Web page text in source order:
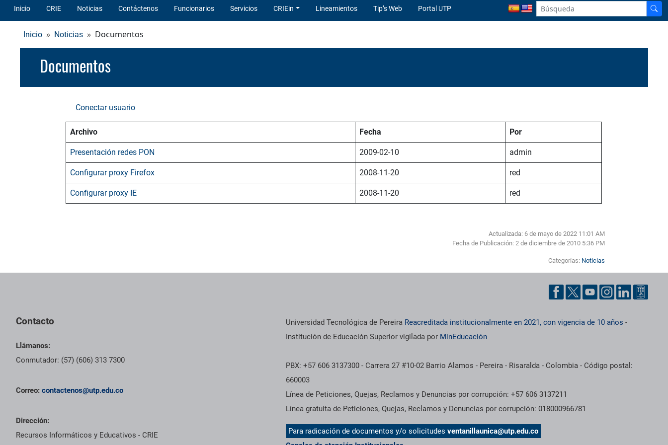
Inicio CRIE Noticias Contáctenos Funcionarios Servicios CRIEin Lineamientos Tip’s Web Portal UTP
Inicio Noticias Documentos
Documentos
Conectar usuario
Archivo Fecha Por
Presentación redes PON 2009-02-10 admin
Configurar proxy Firefox 2008-11-20 red
Configurar proxy IE 2008-11-20 red
Actualizada: 6 de mayo de 2022 11:01 AM
Fecha de Publicación: 2 de diciembre de 2010 5:36 PM
Categorías: Noticias
Contacto
Llámanos:
Conmutador: (57) (606) 313 7300
Correo: contactenos@utp.edu.co
Dirección:
Recursos Informáticos y Educativos - CRIE
Información institucional
Universidad Tecnológica de Pereira Reacreditada institucionalmente en 2021, con vigencia de 10 años -
Institución de Educación Superior vigilada por MinEducación
PBX: +57 606 3137300 - Carrera 27 #10-02 Barrio Alamos - Pereira - Risaralda - Colombia - Código postal:
660003
Línea de Peticiones, Quejas, Reclamos y Denuncias por corrupción: +57 606 3137211
Línea gratuita de Peticiones, Quejas, Reclamos y Denuncias por corrupción: 018000966781
Para radicación de documentos y/o solicitudesventanillaunica@utp.edu.co